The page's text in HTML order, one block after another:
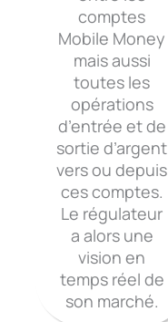
comptes
Mobile Money
mais aussi
toutes les
opérations
d’entrée et de
sortie d’argent
vers ou depuis
ces comptes.
Le régulateur
a alors une
vision en
temps réel de
son marché.